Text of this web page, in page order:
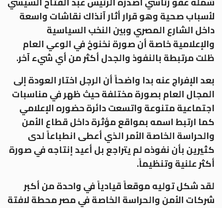
لأسباب صحية وهو قرار أثار آنذاك نقاشات واسعة
داخل الشارع المصري وبين النخب السياسية
والإعلامية خاصة أن صورة نخنوخ في الوعي العام
ظلت مرتبطة بالنفوذ والجدل أكثر من أي شيء آخر.
بعد الإفراج عنه بدا واضحاً أن الرجل اختار العودة إلى
المجال العام بصورة مختلفة حيث ظهر في مناسبات
اجتماعية متنوعة واتسعت دائرة حضوره الإعلامي
كما ارتبط اسمه بمواقع مؤثرة داخل قطاع الأمن
والحراسة الخاصة الأمر الذي أعطى انطباعاً لدى
كثيرين بأن نفوذه لم يتراجع بل أعيد إنتاجه في صورة
أكثر علنية وتنظيماً.
لقد شكل توليه موقعاً قيادياً في واحدة من أكبر
شركات الأمن والحراسة الخاصة في مصر محطة لافتة